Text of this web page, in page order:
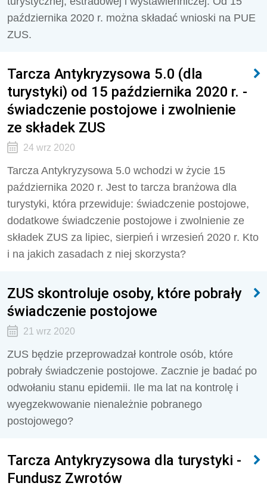
października 2020 r. można składać wnioski na PUE
ZUS.
Tarcza Antykryzysowa 5.0 (dla
turystyki) od 15 października 2020 r. -
świadczenie postojowe i zwolnienie
ze składek ZUS
24 wrz 2020
Tarcza Antykryzysowa 5.0 wchodzi w życie 15
października 2020 r. Jest to tarcza branżowa dla
turystyki, która przewiduje: świadczenie postojowe,
dodatkowe świadczenie postojowe i zwolnienie ze
składek ZUS za lipiec, sierpień i wrzesień 2020 r. Kto
i na jakich zasadach z niej skorzysta?
ZUS skontroluje osoby, które pobrały
świadczenie postojowe
21 wrz 2020
ZUS będzie przeprowadzał kontrole osób, które
pobrały świadczenie postojowe. Zacznie je badać po
odwołaniu stanu epidemii. Ile ma lat na kontrolę i
wyegzekwowanie nienależnie pobranego
postojowego?
Tarcza Antykryzysowa dla turystyki -
Fundusz Zwrotów